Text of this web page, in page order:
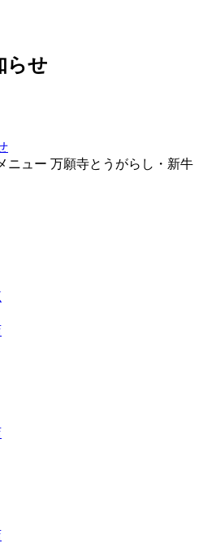
らせ
ニュー 万願寺とうがらし・新牛